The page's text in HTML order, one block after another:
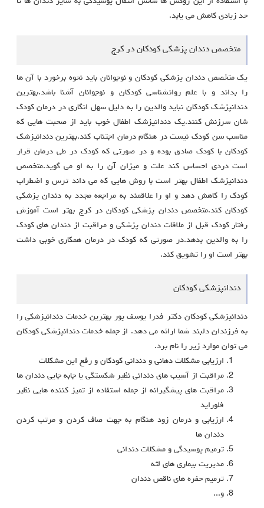
حد زیادی کاهش می یابد.
متخصص دندان پزشکی کودکان در کرج
یک متخصص دندان پزشکی کودکان و نوجوانان باید نحوه برخورد با آن ها
را بداند و با علم روانشناسی کودکان و نوجوانان آشنا باشد.بهترین
دندانپزشک کودکان نباید والدین را به دلیل سهل انگاری در درمان کودک
شان سرزنش کنند.یک دندانپزشک اطفال خوب باید از صحبت هایی که
مناسب سن کودک نیست در هنگام درمان اجتناب کند.بهترین دندانپزشک
کودکان با کودک صادق بوده و در صورتی که کودک در طی درمان قرار
است دردی احساس کند علت و میزان آن را به او می گوید.متخصص
دندانپزشک اطفال بهتر است با روش هایی که می داند ترس و اضطراب
کودک را کاهش دهد و او را علاقمند به مراجعه مجدد به دندان پزشکی
کودکان کند.متخصص دندان پزشکی کودکان در کرج بهتر است آموزش
رفتار کودک قبل از ملاقات دندان پزشکی و مراقبت از دندان های کودک
را به والدین بدهد.در صورتی که کودک در درمان همکاری خوبی داشت
بهتر است او را تشویق کند.
دندانپزشکی کودکان
دندانپزشکی کودکان دکتر فدرا یوسف پور بهترین خدمات دندانپزشکی را
به فرزندان دلبند شما ارائه می دهد. از جمله خدمات دندانپزشکی کودکان
می توان موارد زیر را نام برد.
ارزیابی مشکلات دهانی و دندانی کودکان و رفع این مشکلات
مراقبت از آسیب های دندانی نظیر شکستگی یا جابه جایی دندان ها
مراقبت های پیشگیرانه از جمله استفاده از تمیز کننده هایی نظیر
فلوراید
ارزیابی و درمان زود هنگام به جهت صاف کردن و مرتب کردن
دندان ها
ترمیم پوسیدگی و مشکلات دندانی
مدیریت بیماری های لثه
ترمیم حفره های ناقص دندان
و...